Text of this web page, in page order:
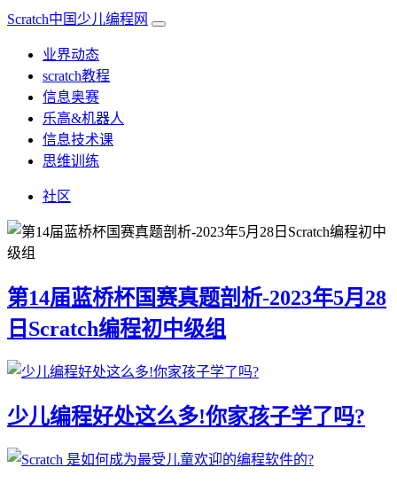
Scratch中国少儿编程网
业界动态
scratch教程
信息奥赛
乐高&机器人
信息技术课
思维训练
社区
第14届蓝桥杯国赛真题剖析-2023年5月28
日Scratch编程初中级组
少儿编程好处这么多!你家孩子学了吗?